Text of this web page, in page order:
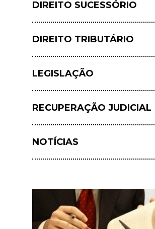
DIREITO SUCESSÓRIO
DIREITO TRIBUTÁRIO
LEGISLAÇÃO
RECUPERAÇÃO JUDICIAL
NOTÍCIAS